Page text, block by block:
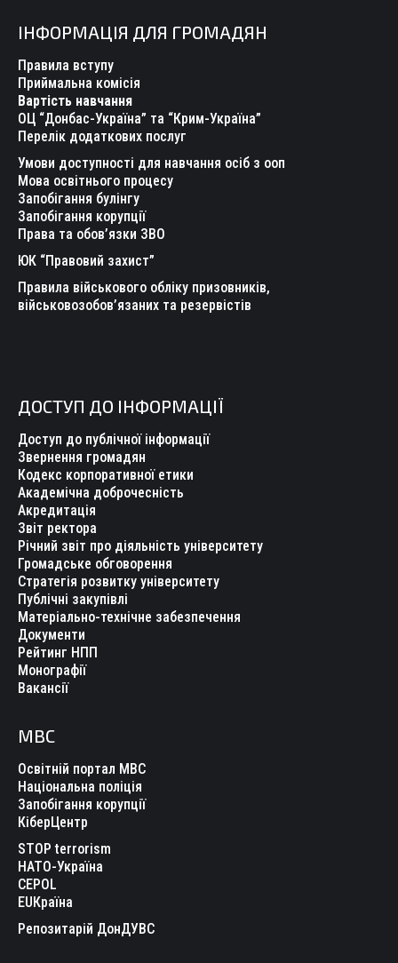
opens
in
new
window
opens
in
new
window
opens
in
new
window
opens
in
new
window
opens
new
opens
ІНФОРМАЦІЯ ДЛЯ ГРОМАДЯН
Правила вступу
Приймальна комісія
Вартість навчання
ОЦ “Донбас-Україна” та “Крим-Україна”
Перелік додаткових послуг
Умови доступності для навчання осіб з ооп
Мова освітнього процесу
Запобігання булінгу
Запобігання корупції
Права та обов’язки ЗВО
ЮК “Правовий захист”
Правила військового обліку призовників,
військовозобов’язаних та резервістів
ДОСТУП ДО ІНФОРМАЦІЇ
Доступ до публічної інформації
Звернення громадян
Кодекс корпоративної етики
Академічна доброчесність
Акредитація
Звіт ректора
Річний звіт про діяльність університету
Громадське обговорення
Стратегія розвитку університету
Публічні закупівлі
Матеріально-технічне забезпечення
Документи
Рейтинг НПП
Монографії
Вакансії
МВС
Освітній портал МВС
Національна поліція
Запобігання корупції
КіберЦентр
STOP terrorism
НАТО-Україна
CEPOL
EUКраїна
Репозитарій ДонДУВС